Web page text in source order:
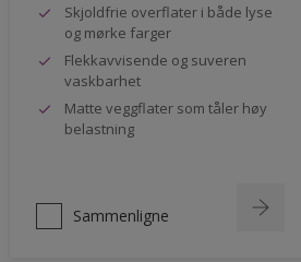
Skjoldfrie overflater i både lyse
og mørke farger
Flekkavvisende og suveren
vaskbarhet
Matte veggflater som tåler høy
belastning
Sammenligne